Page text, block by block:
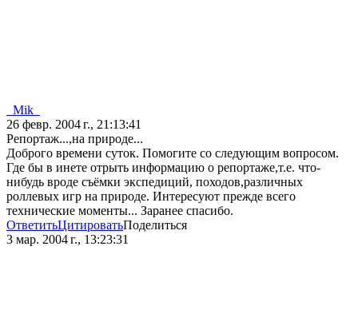
_Mik_
26 февр. 2004 г., 21:13:41
Репортаж...,на природе...
Доброго времени суток. Помогите со следующим вопросом.
Где бы в инете отрыть информацию о репортаже,т.е. что-
нибудь вроде съёмки экспедиций, походов,различных
роллевых игр на природе. Интересуют прежде всего
технические моменты... Заранее спасибо.
ОтветитьЦитироватьПоделиться
3 мар. 2004 г., 13:23:31